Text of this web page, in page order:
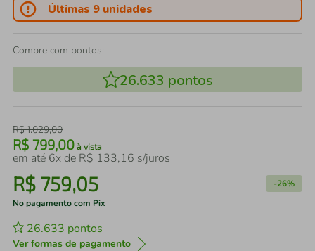
Últimas 9 unidades
Compre com pontos:
26.633 pontos
R$1.029,00
R$ 799,00 à vista
em até 6x de R$ 133,16 s/juros
R$ 759,05 -26%
No pagamento com Pix
26.633 pontos
Ver formas de pagamento